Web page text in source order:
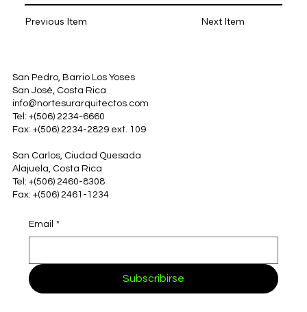
Previous Item Next Item
San Pedro, Barrio Los Yoses
San José, Costa Rica
info@nortesurarquitectos.com
Tel: +(506) 2234-6660
Fax: +(506) 2234-2829 ext. 109
San Carlos, Ciudad Quesada
Alajuela, Costa Rica
Tel: +(506) 2460-8308
Fax: +(506) 2461-1234
Email *
Subscribirse